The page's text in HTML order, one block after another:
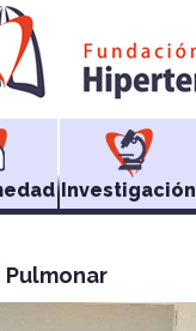
Investigación